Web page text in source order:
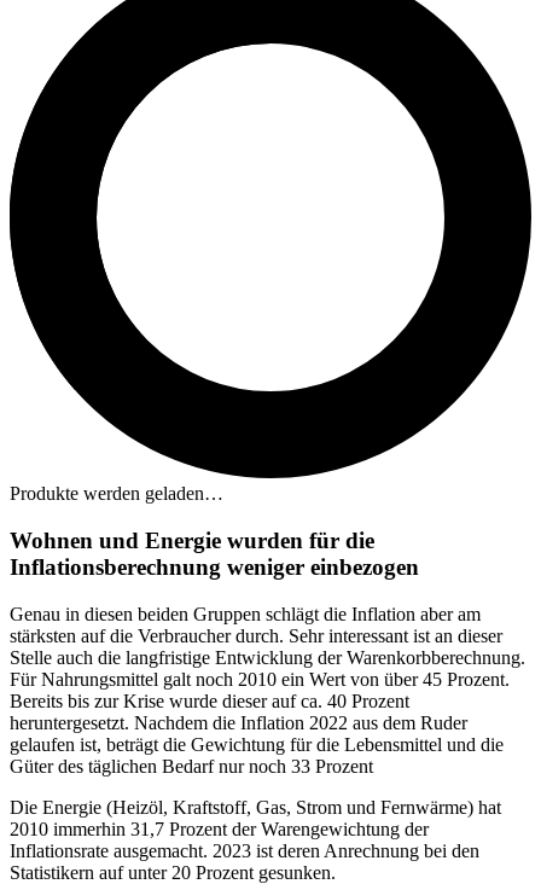
Produkte werden geladen…
Wohnen und Energie wurden für die
Inflationsberechnung weniger einbezogen
Genau in diesen beiden Gruppen schlägt die Inflation aber am
stärksten auf die Verbraucher durch. Sehr interessant ist an dieser
Stelle auch die langfristige Entwicklung der Warenkorbberechnung.
Für Nahrungsmittel galt noch 2010 ein Wert von über 45 Prozent.
Bereits bis zur Krise wurde dieser auf ca. 40 Prozent
heruntergesetzt. Nachdem die Inflation 2022 aus dem Ruder
gelaufen ist, beträgt die Gewichtung für die Lebensmittel und die
Güter des täglichen Bedarf nur noch 33 Prozent
Die Energie (Heizöl, Kraftstoff, Gas, Strom und Fernwärme) hat
2010 immerhin 31,7 Prozent der Warengewichtung der
Inflationsrate ausgemacht. 2023 ist deren Anrechnung bei den
Statistikern auf unter 20 Prozent gesunken.